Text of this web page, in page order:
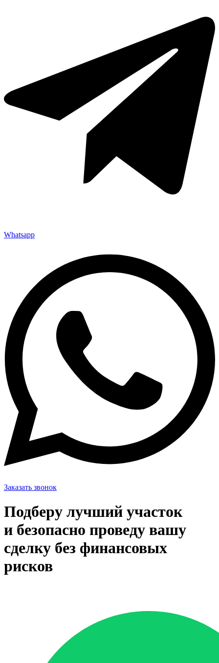
Whatsapp
Заказать звонок
Подберу лучший участок
и безопасно проведу вашу
сделку без финансовых
рисков